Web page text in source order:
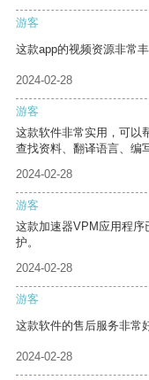
游客
这款app的视频资源非常
2024-02-28
游客
这款软件非常实用，可以
查找资料、翻译语言、编
2024-02-28
游客
这款加速器VPM应用程
护。
2024-02-28
游客
这款软件的售后服务非常
2024-02-28